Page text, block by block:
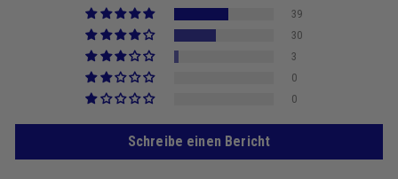
39
30
3
0
0
Schreibe einen Bericht